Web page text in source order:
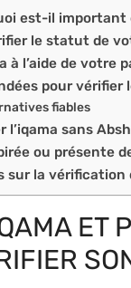
est-il
le statut de
à l’aide de votre
pour vérifier
fiables
sans
ou présente
sur la vérification
ET